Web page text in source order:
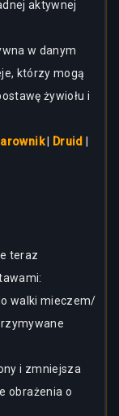
aktywnej
w danym
którzy mogą
żywiołu i
| Druid
teraz
walki mieczem/
i zmniejsza
obrażenia o